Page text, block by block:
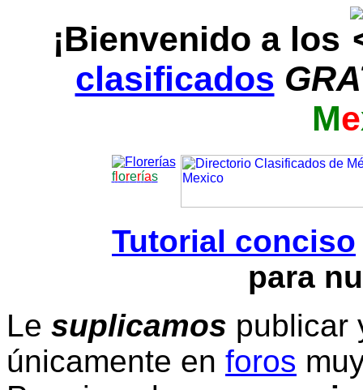
¡Bienvenido a los
clasificados
Me
florerías
Tutorial conciso
para
Le suplicamos publicar
únicamente en foros